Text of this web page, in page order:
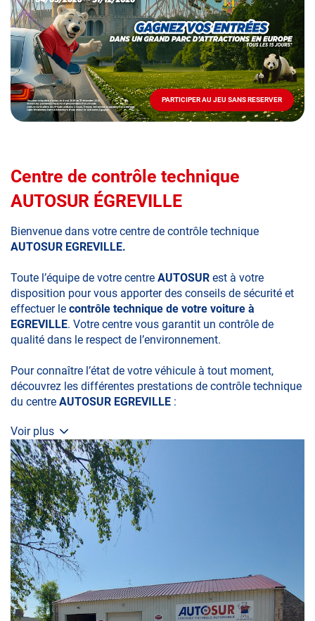
-
Décembre
2026
Locations
PARTICIPER AU JEU SANS RESERVER
PARTICIPER
AU
JEU
Centre de contrôle technique
AUTOSUR ÉGREVILLE
Bienvenue dans votre centre de contrôle technique
AUTOSUR EGREVILLE.
Toute l’équipe de votre centre AUTOSUR est à votre
disposition pour vous apporter des conseils de sécurité et
effectuer le contrôle technique de votre voiture à
EGREVILLE. Votre centre vous garantit un contrôle de
qualité dans le respect de l’environnement.
Pour connaître l’état de votre véhicule à tout moment,
découvrez les différentes prestations de contrôle technique
du centre AUTOSUR EGREVILLE :
• le contrôle technique obligatoire
• la contre-visite
• le contrôle pollution
• le contrôle des véhicules hybrides ou électriques
• le contrôle technique des véhicules GPL/Gaz*
• le contrôle de la Catégorie L (moto, scooter, mobylette, 3
roues, quad, voiturette, voiture sans permis)
Voir plus